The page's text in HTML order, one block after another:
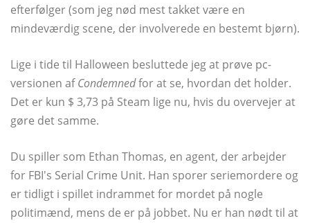
efterfølger (som jeg nød mest takket være en
mindeværdig scene, der involverede en bestemt bjørn).
Lige i tide til Halloween besluttede jeg at prøve pc-
versionen afCondemnedfor at se, hvordan det holder.
Det er kun $ 3,73 på Steam lige nu, hvis du overvejer at
gøre det samme.
Du spiller som Ethan Thomas, en agent, der arbejder
for FBI's Serial Crime Unit. Han sporer seriemordere og
er tidligt i spillet indrammet for mordet på nogle
politimænd, mens de er på jobbet. Nu er han nødt til at